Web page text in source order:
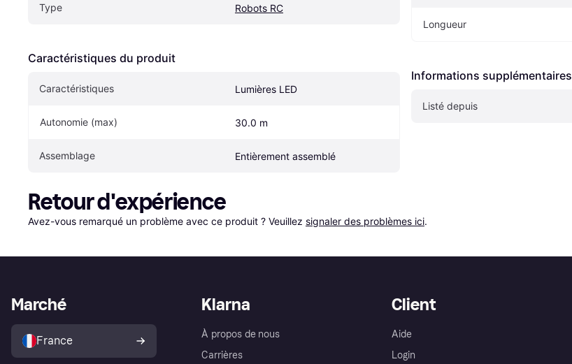
Type Robots RC
Caractéristiques du produit
Caractéristiques Lumières LED
Autonomie (max) 30.0 m
Assemblage Entièrement assemblé
Longueur
Informations supplémentaires
Listé depuis
Retour d'expérience
Avez-vous remarqué un problème avec ce produit ? Veuillez signaler des problèmes ici.
Klarna
À propos de nous
Carrières
Client
Aide
Login
Marché
France